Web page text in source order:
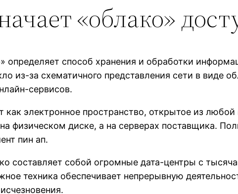
«облако»
определяет способ хранения и обработки
из-за схематичного представления сети в
сервисов.
как электронное пространство, открытое из
физическом диске, а на серверах поставщика.
пин ап.
составляет собой огромные дата-центры с
техника обеспечивает непрерывную